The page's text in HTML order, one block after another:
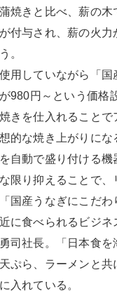
焼きと比べ、薪の木
付与され、薪の火力
。
用していながら「国
980円～という価格
きを仕入れることで
的な焼き上がりにな
自動で盛り付ける機
限り抑えることで、
国産うなぎにこだわ
に食べられるビジ
司社長。「日本食を
ぷら、ラーメンと共
入れている。